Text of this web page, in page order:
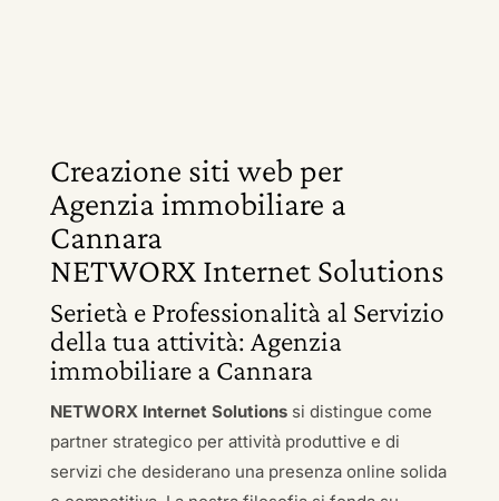
Creazione siti web per
Agenzia immobiliare a
Cannara
NETWORX Internet Solutions
Serietà e Professionalità al Servizio
della tua attività: Agenzia
immobiliare a Cannara
NETWORX Internet Solutionssi distingue come
partner strategico per attività produttive e di
servizi che desiderano una presenza online solida